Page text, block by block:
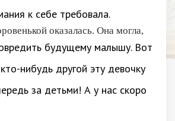
к себе требовала.
оказалась. Она могла,
будущему малышу. Вот
нибудь другой эту девочку
за детьми! А у нас скоро